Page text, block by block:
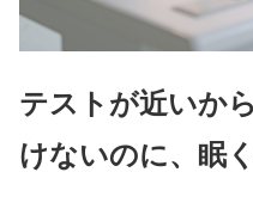
テストが近いか
けないのに、眠